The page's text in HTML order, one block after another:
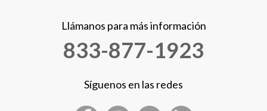
Llámanos para más información
833-877-1923
Síguenos en las redes